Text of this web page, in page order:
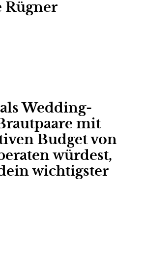
Rügner
Wedding-
mit
Budget von
würdest,
wichtigster